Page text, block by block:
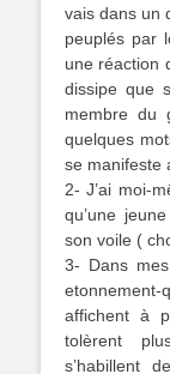
vais dans un
peuplés par
une réaction
dissipe que
membre du
quelques
se manifeste
2- J’ai moi-
qu’une
son voile (
3- Dans
affichent à
tolèrent
s’habillent